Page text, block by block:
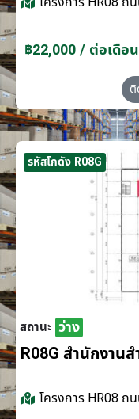
฿22,000 / ต่อเดือน
รหัสโกดัง R08G
สถานะ ว่าง
R08G สำนักงานส
โครงการ HR08 ถ